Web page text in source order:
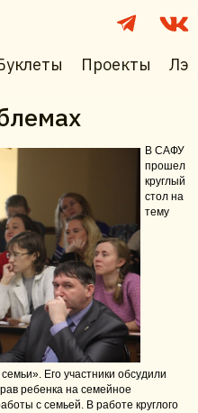
Проекты
В САФУ
прошел
круглый
стол на
тему
Его участники обсудили
ребенка на семейное
с семьей. В работе круглого